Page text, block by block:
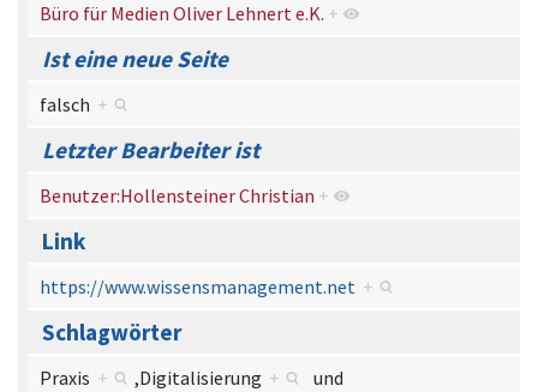
Büro für Medien Oliver Lehnert e.K. +
Ist eine neue Seite
falsch +
Letzter Bearbeiter ist
Benutzer:Hollensteiner Christian +
Link
https://www.wissensmanagement.net +
Schlagwörter
Praxis + ,Digitalisierung +
und